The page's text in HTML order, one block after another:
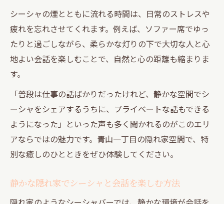
シーシャの煙とともに流れる時間は、日常のストレスや
疲れを忘れさせてくれます。例えば、ソファー席でゆっ
たりと過ごしながら、柔らかな灯りの下で大切な人と心
地よい会話を楽しむことで、自然と心の距離も縮まりま
す。
「普段は仕事の話ばかりだったけれど、静かな空間でシ
ーシャをシェアするうちに、プライベートな話もできる
ようになった」といった声も多く聞かれるのがこのエリ
アならではの魅力です。青山一丁目の隠れ家空間で、特
別な癒しのひとときをぜひ体験してください。
静かな隠れ家でシーシャと会話を楽しむ方法